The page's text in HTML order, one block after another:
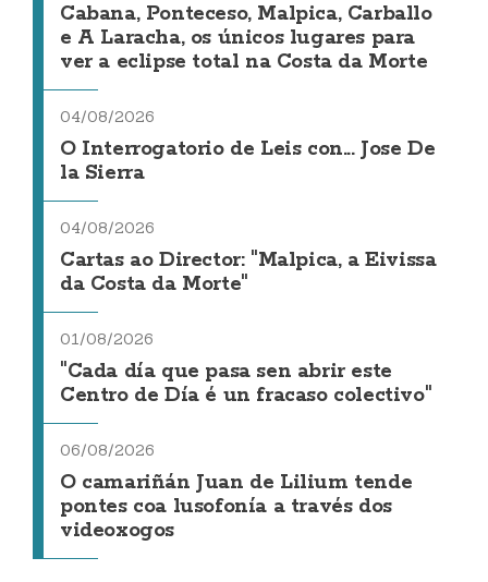
Cabana, Ponteceso, Malpica, Carballo
e A Laracha, os únicos lugares para
ver a eclipse total na Costa da Morte
04/08/2026
O Interrogatorio de Leis con... Jose De
la Sierra
04/08/2026
Cartas ao Director: "Malpica, a Eivissa
da Costa da Morte"
01/08/2026
"Cada día que pasa sen abrir este
Centro de Día é un fracaso colectivo"
06/08/2026
O camariñán Juan de Lilium tende
pontes coa lusofonía a través dos
videoxogos